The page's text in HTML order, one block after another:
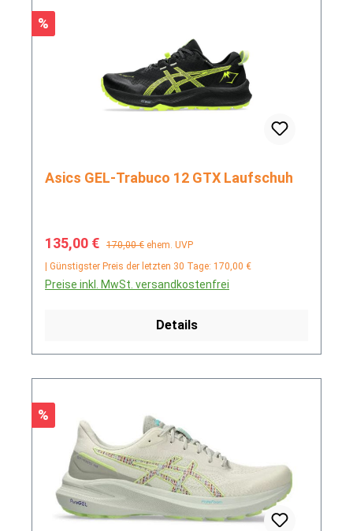
Rabatt
%
Asics GEL-Trabuco 12 GTX Laufschuh
Verkaufspreis:
135,00 € Regulärer Preis:
170,00 € ehem. UVP
| Günstigster Preis der letzten 30 Tage: 170,00 €
Preise inkl. MwSt. versandkostenfrei
Details
Rabatt
%